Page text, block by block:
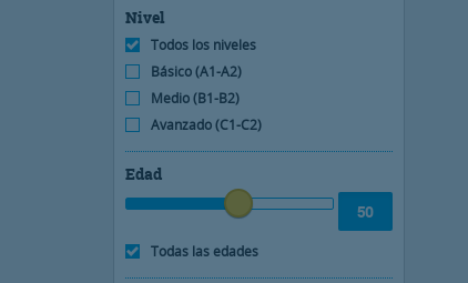
Nivel
Todos los niveles
Básico (A1-A2)
Medio (B1-B2)
Avanzado (C1-C2)
Edad
Todas las edades